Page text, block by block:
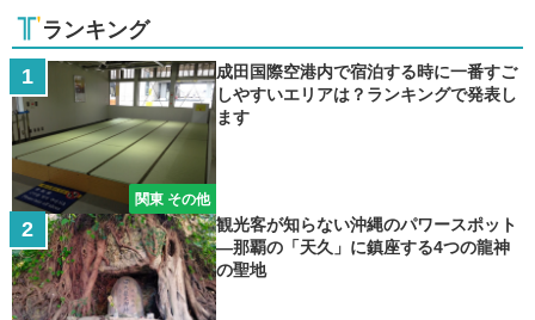
ランキング
関東 その他
成田国際空港内で宿泊する時に一番すご
しやすいエリアは？ランキングで発表し
ます
観光客が知らない沖縄のパワースポット
―那覇の「天久」に鎮座する4つの龍神
の聖地